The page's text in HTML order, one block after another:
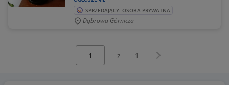
SPRZEDAJĄCY: OSOBA PRYWATNA
Dąbrowa Górnicza
z 1 Następna strona